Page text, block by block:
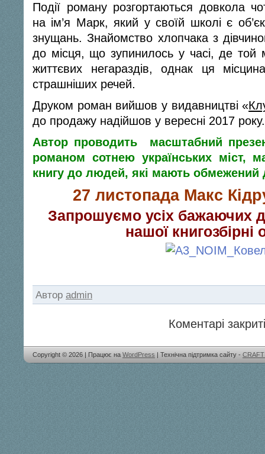
Події роману розгортаються довкола
на ім’я Марк, який у своїй школі є
знущань. Знайомство хлопчака з
до місця, що зупинилось у часі, де той
життєвих негараздів, однак ця
страшніших речей.
Друком роман вийшов у видавництві «
до продажу надійшов у вересні 2017 року.
Автор проводить масштабний
романом сотнею українських міст,
книгу до людей, які мають обмежений
27 листопада Макс
Запрошуємо усіх бажаючих
нашої книгозбірні
Автор admin
Коментарі
Copyright © 2026 | Працює на WordPress | Технічна підтримка сайту -